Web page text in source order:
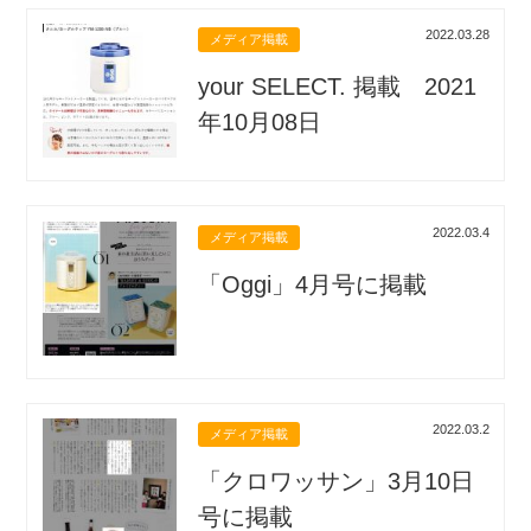
メディア掲載 2022.03.28
your SELECT. 掲載 2021
年10月08日
メディア掲載 2022.03.4
「Oggi」4月号に掲載
メディア掲載 2022.03.2
「クロワッサン」3月10日
号に掲載